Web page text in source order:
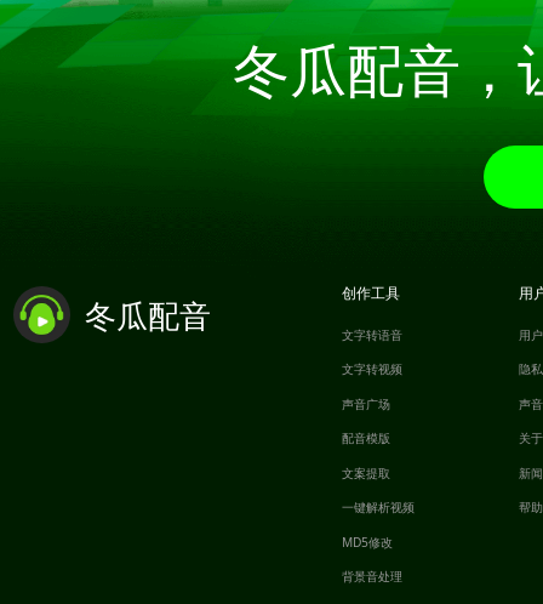
冬瓜配音，
冬瓜配音 创作工具
文字转语音
文字转视频
声音广场
配音模版
文案提取
一键解析视频
MD5修改
背景音处理
用
用
隐
声
关
新
帮